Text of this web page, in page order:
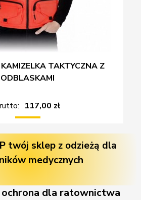
TAKTYCZNA Z
ODBLASKAMI
117,00 zł
twój sklep z odzieżą dla
medycznych
ochrona dla ratownictwa